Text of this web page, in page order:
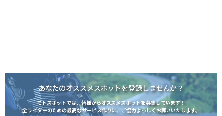
あなたのオススメスポットを登録しませんか？
モトスポットでは、皆様からオススメスポットを募集しています！
全ライダーのための最高なサービス作りに、ご協力よろしくお願いいたします。